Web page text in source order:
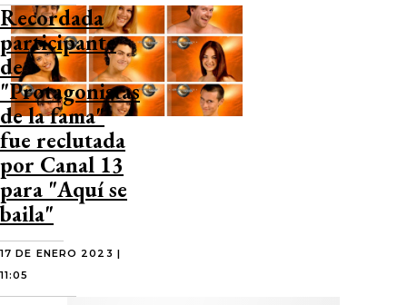
Recordada
participante
de
"Protagonistas
de la fama"
fue reclutada
por Canal 13
para "Aquí se
baila"
17 DE ENERO 2023 |
11:05